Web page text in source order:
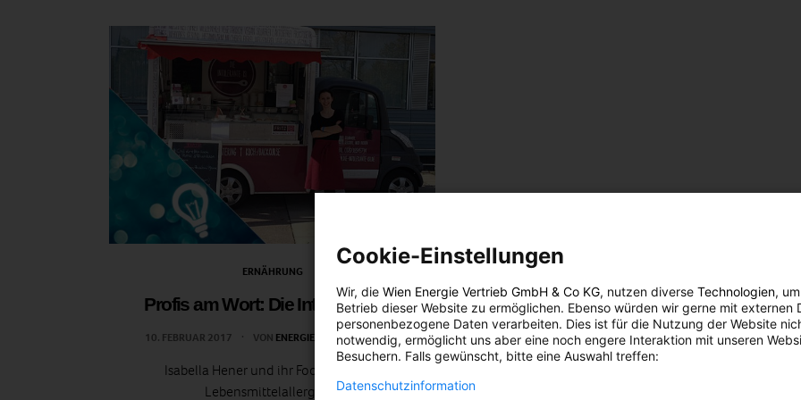
ERNÄHRUNG
Profis am Wort: Die Intolerante Isi
10. FEBRUAR 2017 VON ENERGIELEBEN REDAKTION
Isabella Hener und ihr Food Truck für
Lebensmittelallergiker.
Cookie-Einstellungen
Wir, die Wien Energie Vertrieb GmbH & Co KG, nutzen diverse Technologien,
Betrieb dieser Website zu ermöglichen. Ebenso würden wir gerne mit externen
personenbezogene Daten verarbeiten. Dies ist für die Nutzung der Website
notwendig, ermöglicht uns aber eine noch engere Interaktion mit unseren
Besuchern. Falls gewünscht, bitte eine Auswahl treffen:
Datenschutzinformation